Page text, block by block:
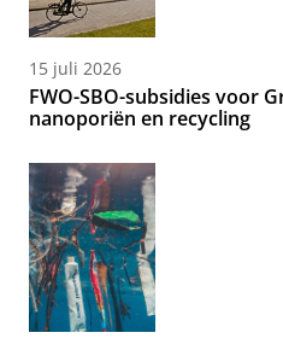
15 juli 2026
FWO-SBO-subsidies voor
nanoporiën en recycling